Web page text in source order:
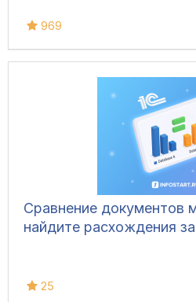
969
Сравнение документов
найдите расхождения
25